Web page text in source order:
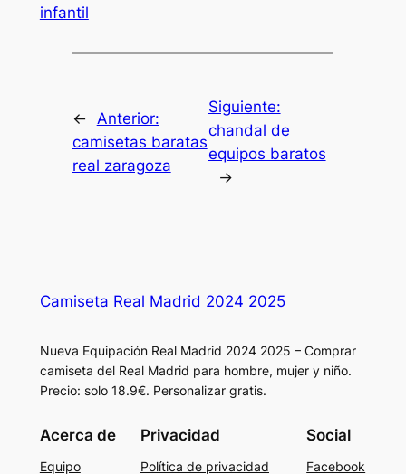
infantil
←
Anterior:
camisetas baratas
real zaragoza
Siguiente:
chandal de
equipos baratos
→
Camiseta Real Madrid 2024 2025
Nueva Equipación Real Madrid 2024 2025 – Comprar
camiseta del Real Madrid para hombre, mujer y niño.
Precio: solo 18.9€. Personalizar gratis.
Acerca de
Equipo
Privacidad
Política de privacidad
Social
Facebook